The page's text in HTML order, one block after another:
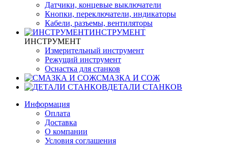
Датчики, концевые выключатели
Кнопки, переключатели, индикаторы
Кабели, разъемы, вентиляторы
ИНСТРУМЕНТ
ИНСТРУМЕНТ
Измерительный инструмент
Режущий инструмент
Оснастка для станков
СМАЗКА И СОЖ
ДЕТАЛИ СТАНКОВ
Информация
Оплата
Доставка
О компании
Условия соглашения